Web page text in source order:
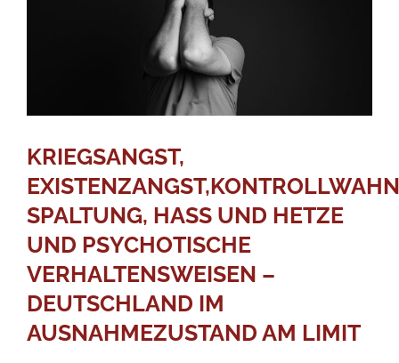
KRIEGSANGST,
SPALTUNG, HASS UND HETZE
UND PSYCHOTISCHE
VERHALTENSWEISEN –
DEUTSCHLAND IM
AUSNAHMEZUSTAND AM LIMIT